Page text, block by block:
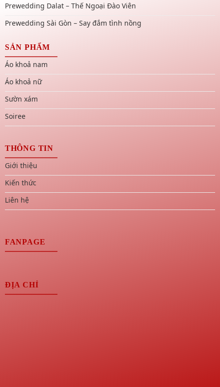
Prewedding Dalat – Thế Ngoại Đào Viên
Prewedding Sài Gòn – Say đắm tình nồng
SẢN PHẨM
Áo khoả nam
Áo khoả nữ
Sườn xám
Soiree
THÔNG TIN
Giới thiệu
Kiến thức
Liên hệ
FANPAGE
ĐỊA CHỈ